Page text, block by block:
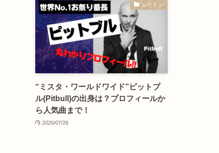
レゲトン
“ミスタ・ワールドワイド”ピットブ
ル(Pitbull)の出身は？プロフィールか
ら人気曲まで！
2026/07/26